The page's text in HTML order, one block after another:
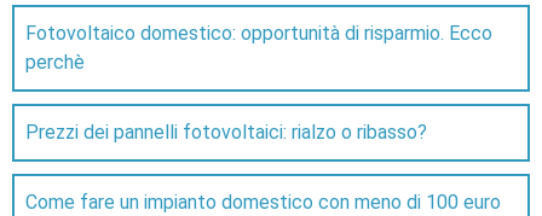
Fotovoltaico domestico: opportunità di risparmio. Ecco
perchè
Prezzi dei pannelli fotovoltaici: rialzo o ribasso?
Come fare un impianto domestico con meno di 100 euro